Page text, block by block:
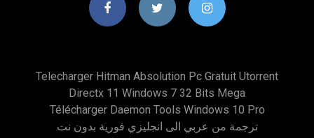
Telecharger Hitman Absolution Pc Gratuit Utorrent
Directx 11 Windows 7 32 Bits Mega
Télécharger Daemon Tools Windows 10 Pro
ترجمة من عربي الى انجليزي فورية بدون نت